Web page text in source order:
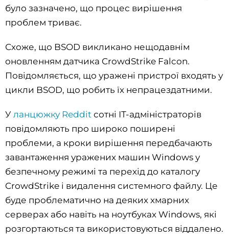
було зазначено, що процес вирішення
проблем триває.
Схоже, що BSOD викликано нещодавнім
оновленням датчика CrowdStrike Falcon.
Повідомляється, що уражені пристрої входять у
цикли BSOD, що робить їх непрацездатними.
У ланцюжку Reddit сотні ІТ-адміністраторів
повідомляють про широко поширені
проблеми, а кроки вирішення передбачають
завантаження уражених машин Windows у
безпечному режимі та перехід до каталогу
CrowdStrike і видалення системного файлу. Це
буде проблематично на деяких хмарних
серверах або навіть на ноутбуках Windows, які
розгортаються та використовуються віддалено.